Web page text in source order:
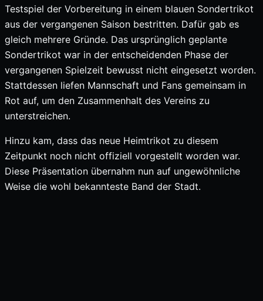
Testspiel der Vorbereitung in einem blauen Sondertrikot
aus der vergangenen Saison bestritten. Dafür gab es
gleich mehrere Gründe. Das ursprünglich geplante
Sondertrikot war in der entscheidenden Phase der
vergangenen Spielzeit bewusst nicht eingesetzt worden.
Stattdessen liefen Mannschaft und Fans gemeinsam in
Rot auf, um den Zusammenhalt des Vereins zu
unterstreichen.
Hinzu kam, dass das neue Heimtrikot zu diesem
Zeitpunkt noch nicht offiziell vorgestellt worden war.
Diese Präsentation übernahm nun auf ungewöhnliche
Weise die wohl bekannteste Band der Stadt.